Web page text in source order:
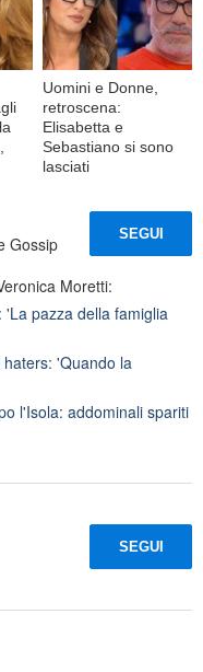
Uomini e Donne,
retroscena:
Elisabetta e
Sebastiano si sono
lasciati
Gossip
SEGUI
Moretti:
pazza della famiglia
'Quando la
l'Isola: addominali spariti
SEGUI